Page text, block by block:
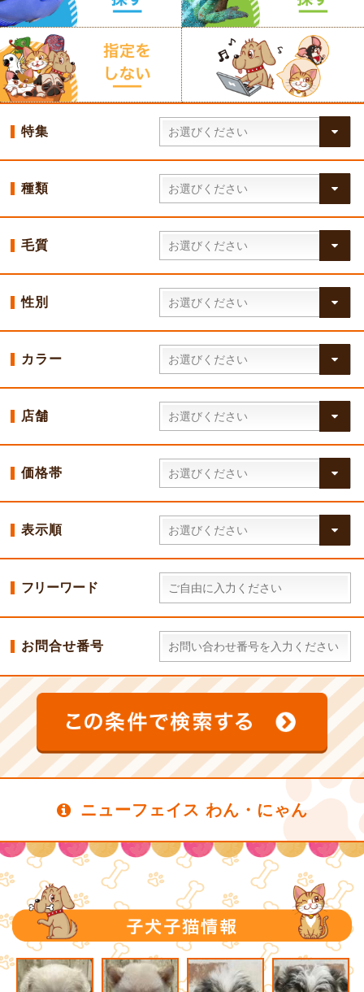
特集
種類
毛質
性別
カラー
店舗
価格帯
表示順
フリーワード
お問合せ番号
ニューフェイス わん・にゃん